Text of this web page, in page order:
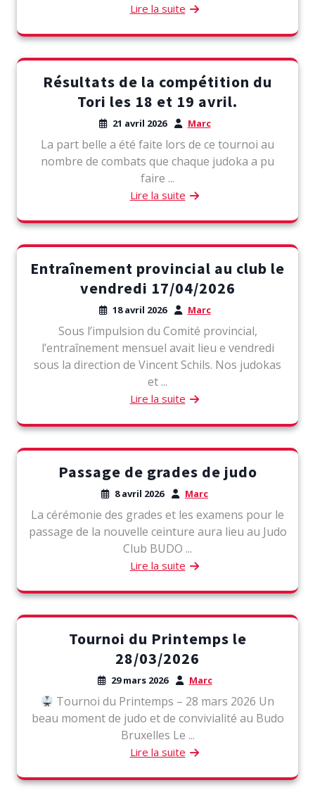
Lire la suite
Résultats de la compétition du
Tori les 18 et 19 avril.
21 avril 2026 Marc
La part belle a été faite lors de ce tournoi au
nombre de combats que chaque judoka a pu
faire ...
Lire la suite
Entraînement provincial au club le
vendredi 17/04/2026
18 avril 2026 Marc
Sous l’impulsion du Comité provincial,
l’entraînement mensuel avait lieu e vendredi
sous la direction de Vincent Schils. Nos judokas
et ...
Lire la suite
Passage de grades de judo
8 avril 2026 Marc
La cérémonie des grades et les examens pour le
passage de la nouvelle ceinture aura lieu au Judo
Club BUDO ...
Lire la suite
Tournoi du Printemps le
28/03/2026
29 mars 2026 Marc
Tournoi du Printemps – 28 mars 2026 Un
beau moment de judo et de convivialité au Budo
Bruxelles Le ...
Lire la suite